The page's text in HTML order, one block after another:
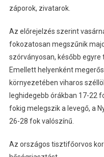
záporok, zivatarok.
Az előrejelzés szerint
fokozatosan megszűnik
szórványosan, később
Emellett helyenként
környezetében viharos
leghidegebb órákban 17-22
fokig melegszik a levegő, a
26-28 fok valószínű.
Az országos tisztifőorvos